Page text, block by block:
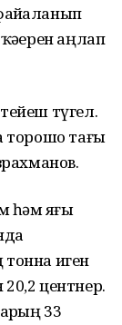
аңлап
түгел.
торошо тағы
һәм яҙғы
иген
центнер.
33